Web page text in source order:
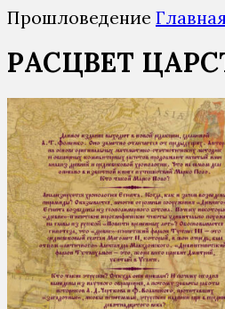
Прошловедение
РАСЦВЕТ